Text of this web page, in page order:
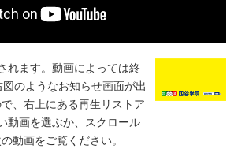
れます。動画によっては終
のようなお知らせ画面が出
、右上にある再生リストア
動画を選ぶか、スクロール
動画をご覧ください。